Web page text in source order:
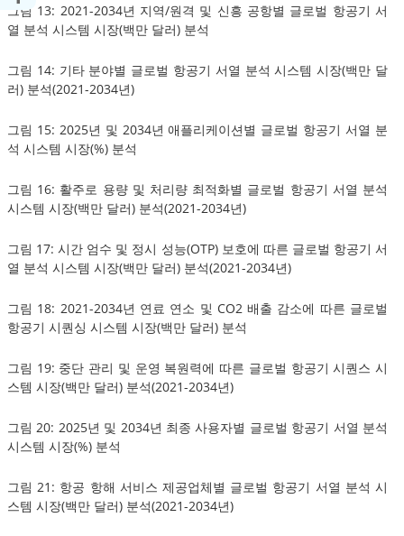
그림 13: 2021-2034년 지역/원격 및 신흥 공항별 글로벌 항공기 서
열 분석 시스템 시장(백만 달러) 분석
그림 14: 기타 분야별 글로벌 항공기 서열 분석 시스템 시장(백만 달
러) 분석(2021-2034년)
그림 15: 2025년 및 2034년 애플리케이션별 글로벌 항공기 서열 분
석 시스템 시장(%) 분석
그림 16: 활주로 용량 및 처리량 최적화별 글로벌 항공기 서열 분석
시스템 시장(백만 달러) 분석(2021-2034년)
그림 17: 시간 엄수 및 정시 성능(OTP) 보호에 따른 글로벌 항공기 서
열 분석 시스템 시장(백만 달러) 분석(2021-2034년)
그림 18: 2021-2034년 연료 연소 및 CO2 배출 감소에 따른 글로벌
항공기 시퀀싱 시스템 시장(백만 달러) 분석
그림 19: 중단 관리 및 운영 복원력에 따른 글로벌 항공기 시퀀스 시
스템 시장(백만 달러) 분석(2021-2034년)
그림 20: 2025년 및 2034년 최종 사용자별 글로벌 항공기 서열 분석
시스템 시장(%) 분석
그림 21: 항공 항해 서비스 제공업체별 글로벌 항공기 서열 분석 시
스템 시장(백만 달러) 분석(2021-2034년)